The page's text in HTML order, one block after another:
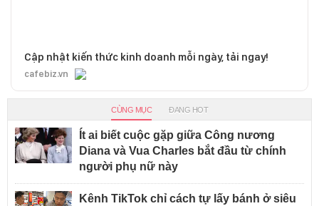
Cập nhật kiến thức kinh doanh mỗi ngày, tải ngay!
cafebiz.vn
CÙNG MỤC ĐANG HOT
Ít ai biết cuộc gặp giữa Công nương
Diana và Vua Charles bắt đầu từ chính
người phụ nữ này
Kênh TikTok chỉ cách tự lấy bánh ở siêu